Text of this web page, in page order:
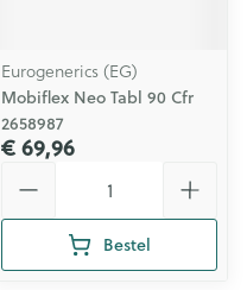
Eurogenerics (EG)
Mobiflex Neo Tabl 90 Cfr
2658987
€ 69,96
Bestel